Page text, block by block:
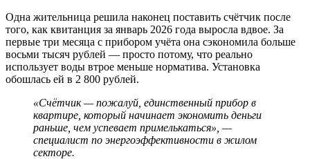
Одна жительница решила наконец поставить счётчик после
того, как квитанция за январь 2026 года выросла вдвое. За
первые три месяца с прибором учёта она сэкономила больше
восьми тысяч рублей — просто потому, что реально
использует воды втрое меньше норматива. Установка
обошлась ей в 2 800 рублей.
«Счётчик — пожалуй, единственный прибор в
квартире, который начинает экономить деньги
раньше, чем успевает примелькаться», —
специалист по энергоэффективности в жилом
секторе.